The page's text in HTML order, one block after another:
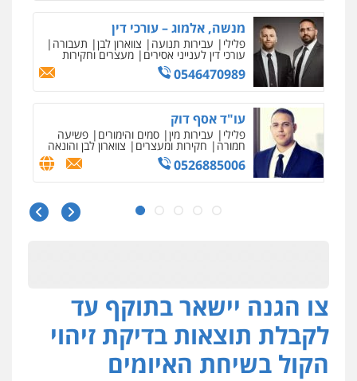
דוד בוחבוט – משרד עו"ד
פלילי פשיעה חמורה מעצרים צווארון לבן
0505542333
עו"ד בן ממן
פלילי אסירים חקירות ומעצרים סייבר
ניהול משברים פליליים
0506355388
חליל ביאדי – משרד עורכי דין
עו"ד איהאב זבידאת
פלילי פשיעה חמורה ארגוני פשע עבירות
המתה עבירות מין
0509930581
צו הגנה יישאר בתוקף עד
לקבלת תוצאות בדיקת זיהוי
הקול בשיחת האיומים